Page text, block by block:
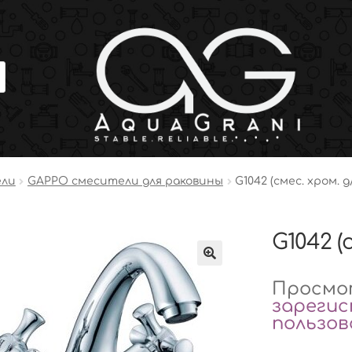
GAPPO смесители для раковины G1042 (смес. хром.
G1042